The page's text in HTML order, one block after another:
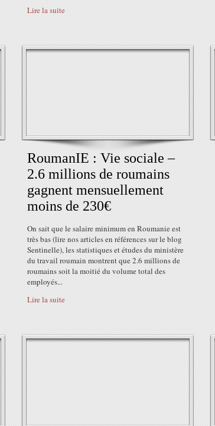
Lire la suite
RoumanIE : Vie sociale –
2.6 millions de roumains
gagnent mensuellement
moins de 230€
On sait que le salaire minimum en Roumanie est
très bas (lire nos articles en références sur le blog
Sentinelle), les statistiques et études du ministère
du travail roumain montrent que 2.6 millions de
roumains soit la moitié du volume total des
employés...
Lire la suite